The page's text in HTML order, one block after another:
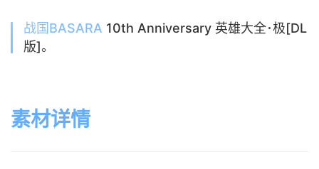
战国BASARA 10th Anniversary 英雄大全･极[DL
版]。
素材详情